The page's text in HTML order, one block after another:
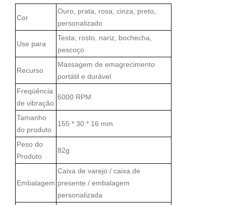
Cor
Ouro, prata, rosa, cinza, preto,
personalizado
Use para
Testa, rosto, nariz, bochecha,
pescoço
Recurso
Massagem de emagrecimento
portátil e durável
Freqüência
de vibração
6000 RPM
Tamanho
do produto
155 * 30 * 16 mm
Peso do
Produto
82g
Embalagem
Caixa de varejo / caixa de
presente / embalagem
personalizada